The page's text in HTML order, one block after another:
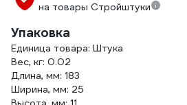
на товары Стройштуки
Упаковка
Единица товара: Штука
Вес, кг: 0.02
Длина, мм: 183
Ширина, мм: 25